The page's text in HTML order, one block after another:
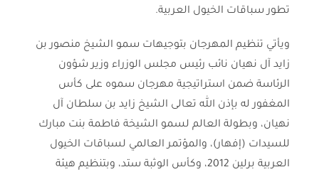
تطور سباقات الخيول العربية.
ويأتي تنظيم المهرجان بتوجيهات سمو الشيخ منصور بن
زايد آل نهيان نائب رئيس مجلس الوزراء وزير شؤون
الرئاسة ضمن استراتيجية مهرجان سموه على كأس
المغفور له بإذن الله تعالى الشيخ زايد بن سلطان آل
نهيان، وبطولة العالم لسمو الشيخة فاطمة بنت مبارك
للسيدات (إفهار)، والمؤتمر العالمي لسباقات الخيول
العربية برلين 2012، وكأس الوثبة ستد، وبتنظيم هيئة